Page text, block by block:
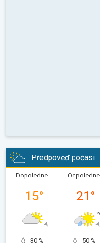
Předpověď počasí
Dopoledne
15°
30 %
Odpoledne
21 °
50 %